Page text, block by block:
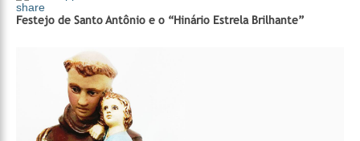
share
Festejo de Santo Antônio e o “Hinário Estrela Brilhante”